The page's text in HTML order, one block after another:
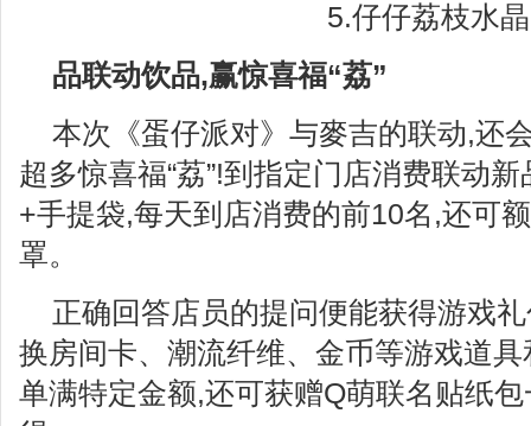
5.仔仔荔枝水
品联动饮品,赢惊喜福“荔”
本次《蛋仔派对》与麥吉的联动,还
超多惊喜福“荔”!到指定门店消费联动
+手提袋,每天到店消费的前10名,还可
罩。
正确回答店员的提问便能获得游戏
换房间卡、潮流纤维、金币等游戏道
单满特定金额,还可获赠Q萌联名贴纸